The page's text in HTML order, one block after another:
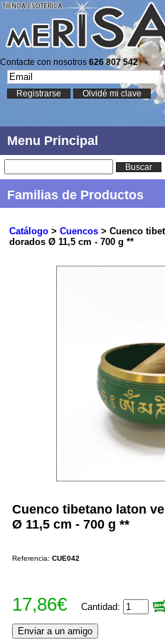
Contacte con nosotros 626 807 542
Registrarse
Olvidé mi clave
Menu Principal
Buscar
Familias de Productos
Catálogo> Cuencos> Cuenco
dorados Ø 11,5 cm - 700 g **
Cuenco tibetano laton
Ø 11,5 cm - 700 g **
Referencia:CUE042
17,86€ Cantidad: